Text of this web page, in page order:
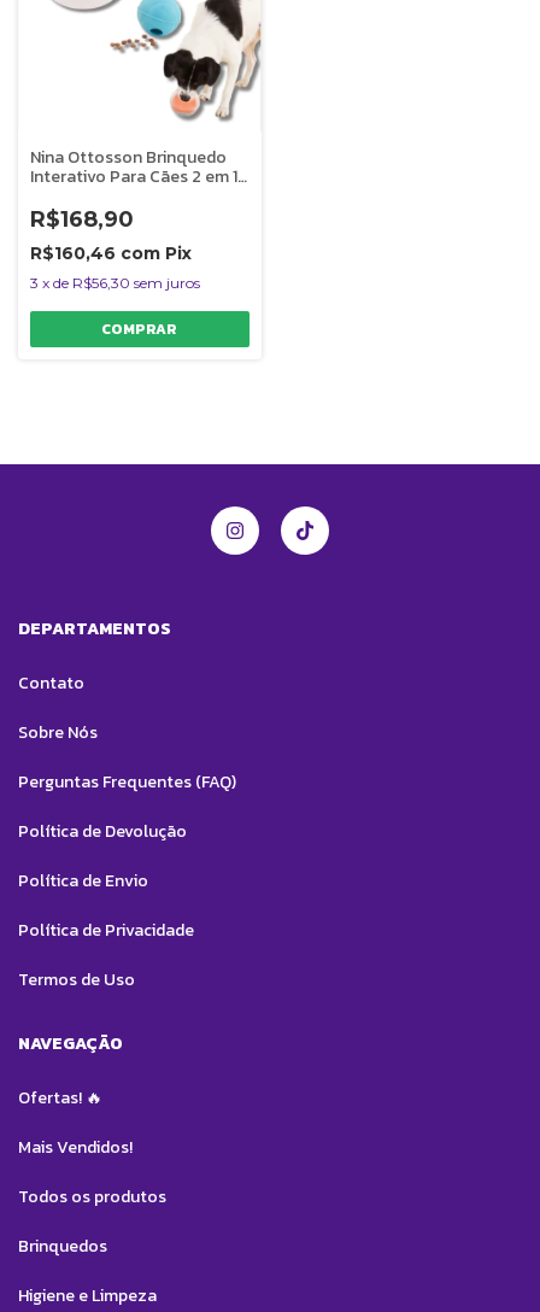
Nina Ottosson Brinquedo
Interativo Para Cães 2 em 1
Outward Hound
R$168,90
R$160,46 com Pix
3 x de R$56,30 sem juros
DEPARTAMENTOS
Contato
Sobre Nós
Perguntas Frequentes (FAQ)
Política de Devolução
Política de Envio
Política de Privacidade
Termos de Uso
NAVEGAÇÃO
Ofertas! 🔥
Mais Vendidos!
Todos os produtos
Brinquedos
Higiene e Limpeza